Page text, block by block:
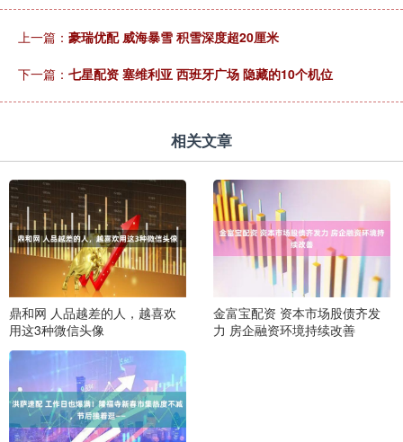
上一篇： 豪瑞优配 威海暴雪 积雪深度超20厘米
下一篇： 七星配资 塞维利亚 西班牙广场 隐藏的10个机位
相关文章
鼎和网 人品越差的人，越喜欢
用这3种微信头像
金富宝配资 资本市场股债齐发
力 房企融资环境持续改善